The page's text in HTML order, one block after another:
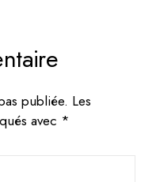
publiée. Les
avec *